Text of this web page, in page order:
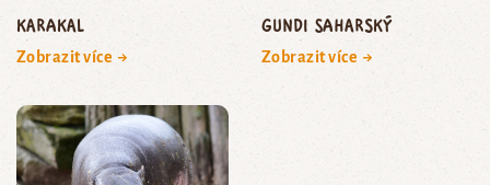
karakal
Zobrazit více →
gundi saharský
Zobrazit více →